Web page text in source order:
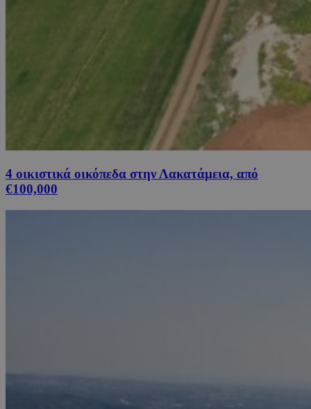
4 οικιστικά οικόπεδα στην Λακατάμεια, από
€100,000